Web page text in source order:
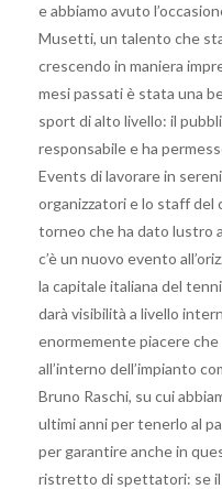
e abbiamo avuto
Musetti, un talento che
crescendo in maniera
mesi passati è stata una
sport di alto livello: il
responsabile e ha
Events di lavorare in
organizzatori e lo staff del
torneo che ha dato lustro
c’è un nuovo evento
la capitale italiana del
darà visibilità a livello
enormemente piacere
all’interno dell’impianto
Bruno Raschi, su cui
ultimi anni per tenerlo al
per garantire anche in
ristretto di spettatori: se il